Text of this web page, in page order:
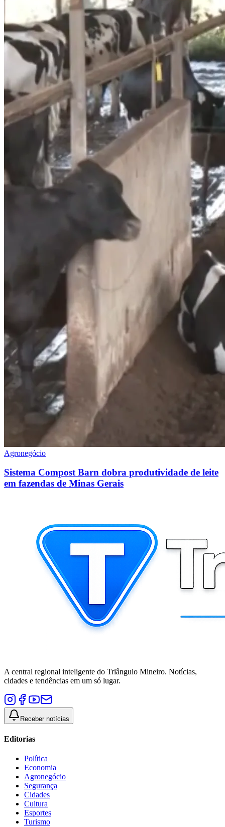
Agronegócio
Sistema Compost Barn dobra produtividade de leite
em fazendas de Minas Gerais
A central regional inteligente do Triângulo Mineiro. Notícias,
cidades e tendências em um só lugar.
Receber notícias
Editorias
Política
Economia
Agronegócio
Segurança
Cidades
Cultura
Esportes
Turismo